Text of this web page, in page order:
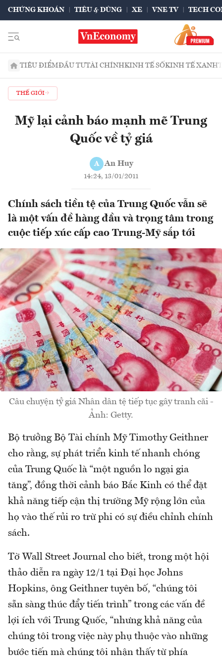
CHỨNG KHOÁN TIÊU & DÙNG XE VNE TV TECH
TIÊU ĐIỂMĐẦU TƯTÀI CHÍNHKINH TẾ SỐKINH TẾ XANH
THẾ GIỚI
Mỹ lại cảnh báo mạnh mẽ Trung
Quốc về tỷ giá
A An Huy
14:24, 13/01/2011
Chính sách tiền tệ của Trung Quốc vẫn sẽ
là một vấn đề hàng đầu và trọng tâm trong
cuộc tiếp xúc cấp cao Trung-Mỹ sắp tới
Câu chuyện tỷ giá Nhân dân tệ tiếp tục gây tranh cãi -
Ảnh: Getty.
Bộ trưởng Bộ Tài chính Mỹ Timothy Geithner
cho rằng, sự phát triển kinh tế nhanh chóng
của Trung Quốc là “một nguồn lo ngại gia
tăng”, đồng thời cảnh báo Bắc Kinh có thể đặt
khả năng tiếp cận thị trường Mỹ rộng lớn của
họ vào thế rủi ro trừ phi có sự điều chỉnh chính
sách.
Tờ Wall Street Journal cho biết, trong một hội
thảo diễn ra ngày 12/1 tại Đại học Johns
Hopkins, ông Geithner tuyên bố, “chúng tôi
sẵn sàng thúc đẩy tiến trình” trong các vấn đề
lợi ích với Trung Quốc, “nhưng khả năng của
chúng tôi trong việc này phụ thuộc vào những
bước tiến mà chúng tôi nhận thấy từ phía